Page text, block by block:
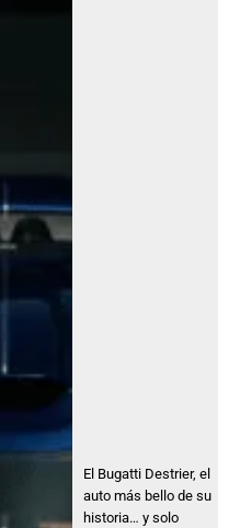
El Bugatti Destrier, el
auto más bello de su
historia… y solo